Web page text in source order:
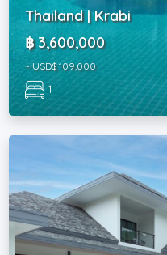
Thailand | Krabi
฿ 3,600,000
~ USD$ 109,000
1